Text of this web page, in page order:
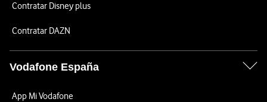
Contratar Disney plus
Contratar DAZN
Vodafone España
App Mi Vodafone